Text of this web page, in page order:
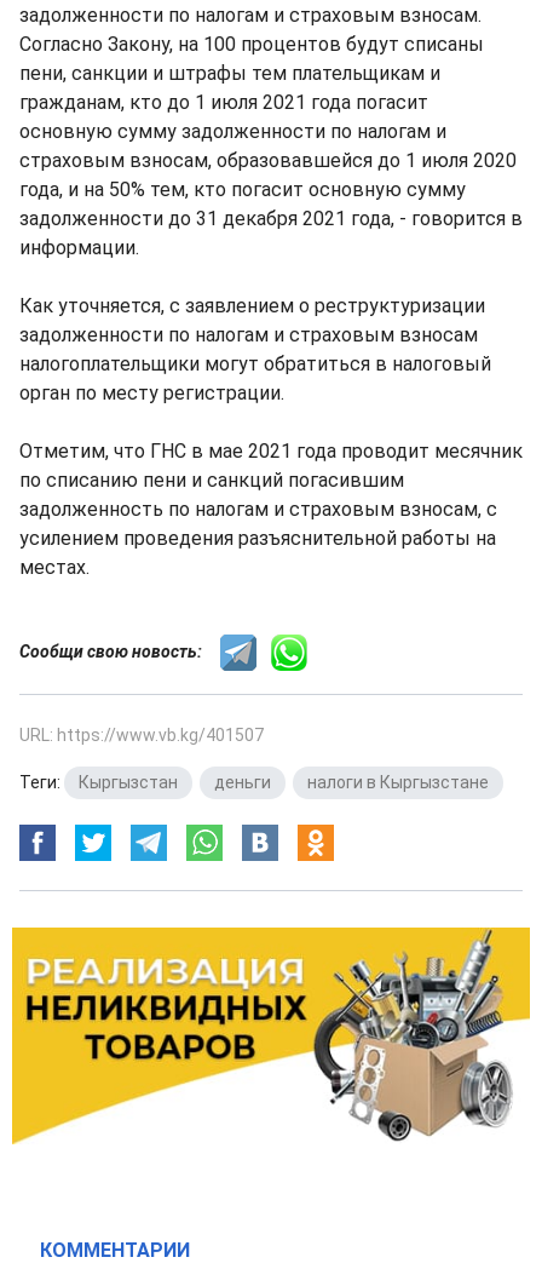
задолженности по налогам и страховым взносам.
Согласно Закону, на 100 процентов будут списаны
пени, санкции и штрафы тем плательщикам и
гражданам, кто до 1 июля 2021 года погасит
основную сумму задолженности по налогам и
страховым взносам, образовавшейся до 1 июля 2020
года, и на 50% тем, кто погасит основную сумму
задолженности до 31 декабря 2021 года, - говорится в
информации.
Как уточняется, с заявлением о реструктуризации
задолженности по налогам и страховым взносам
налогоплательщики могут обратиться в налоговый
орган по месту регистрации.
Отметим, что ГНС в мае 2021 года проводит месячник
по списанию пени и санкций погасившим
задолженность по налогам и страховым взносам, с
усилением проведения разъяснительной работы на
местах.
Сообщи свою новость:
URL: https://www.vb.kg/401507
Теги: Кыргызстан деньги налоги в Кыргызстане
КОММЕНТАРИИ